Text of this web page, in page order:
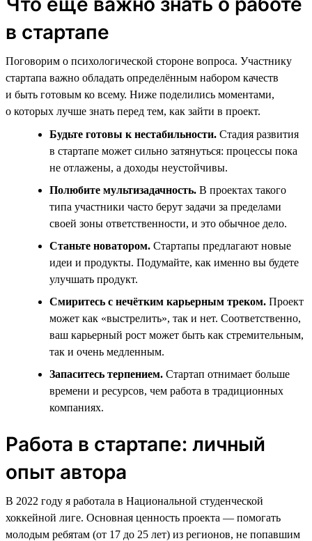
в стартапе
Поговорим о психологической стороне вопроса. Участнику
стартапа важно обладать определённым набором качеств
и быть готовым ко всему. Ниже поделились моментами,
о которых лучше знать перед тем, как зайти в проект.
Будьте готовы к нестабильности. Стадия развития
в стартапе может сильно затянуться: процессы пока
не отлажены, а доходы неустойчивы.
Полюбите мультизадачность. В проектах такого
типа участники часто берут задачи за пределами
своей зоны ответственности, и это обычное дело.
Станьте новатором. Стартапы предлагают новые
идеи и продукты. Подумайте, как именно вы будете
улучшать продукт.
Смиритесь с нечётким карьерным треком. Проект
может как «выстрелить», так и нет. Соответственно,
ваш карьерный рост может быть как стремительным,
так и очень медленным.
Запаситесь терпением. Стартап отнимает больше
времени и ресурсов, чем работа в традиционных
компаниях.
Работа в стартапе: личный
опыт автора
В 2022 году я работала в Национальной студенческой
хоккейной лиге. Основная ценность проекта — помогать
молодым ребятам (от 17 до 25 лет) из регионов, не попавшим